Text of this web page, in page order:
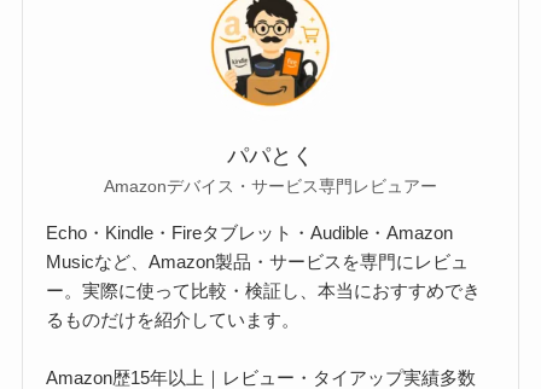
パパとく
Amazonデバイス・サービス専門レビュアー
Echo・Kindle・Fireタブレット・Audible・Amazon
Musicなど、Amazon製品・サービスを専門にレビュ
ー。実際に使って比較・検証し、本当におすすめでき
るものだけを紹介しています。
Amazon歴15年以上｜レビュー・タイアップ実績多数